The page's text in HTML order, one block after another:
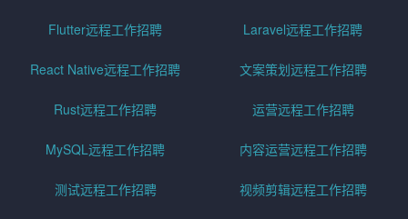
Flutter远程工作招聘 Laravel远程工作招聘
React Native远程工作招聘 文案策划远程工作招聘
Rust远程工作招聘 运营远程工作招聘
MySQL远程工作招聘 内容运营远程工作招聘
测试远程工作招聘 视频剪辑远程工作招聘